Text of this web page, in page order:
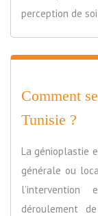
perception de
Comment
Tunisie ?
La génioplastie
générale ou
déroulement